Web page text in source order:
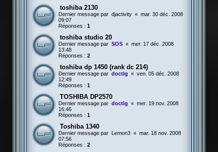
toshiba 2130
Dernier message par djactivity « mar. 30 déc. 2008
09:07
Réponses : 1
toshiba studio 20
Dernier message par SOS « mer. 17 déc. 2008
13:48
Réponses : 2
toshiba dp 1450 (rank dc 214)
Dernier message par doctlg « ven. 05 déc. 2008
12:49
Réponses : 1
TOSHIBA DP2570
Dernier message par doctlg « mer. 19 nov. 2008
16:46
Réponses : 1
Toshiba 1340
Dernier message par Lemon3 « mar. 18 nov. 2008
07:56
Réponses : 2